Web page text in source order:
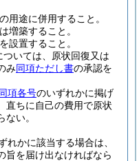
用途に併用すること。
増築すること。
設置すること。
ついては、原状回復又は
み同項ただし書の承認を
項各号のいずれかに掲げ
直ちに自己の費用で原状
い。
れかに該当する場合は、
旨を届け出なければなら